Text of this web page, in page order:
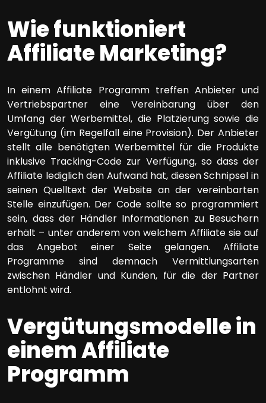
Wie funktioniert
Affiliate Marketing?
In einem Affiliate Programm treffen Anbieter und
Vertriebspartner eine Vereinbarung über den
Umfang der Werbemittel, die Platzierung sowie die
Vergütung (im Regelfall eine Provision). Der Anbieter
stellt alle benötigten Werbemittel für die Produkte
inklusive Tracking-Code zur Verfügung, so dass der
Affiliate lediglich den Aufwand hat, diesen Schnipsel in
seinen Quelltext der Website an der vereinbarten
Stelle einzufügen. Der Code sollte so programmiert
sein, dass der Händler Informationen zu Besuchern
erhält – unter anderem von welchem Affiliate sie auf
das Angebot einer Seite gelangen. Affiliate
Programme sind demnach Vermittlungsarten
zwischen Händler und Kunden, für die der Partner
entlohnt wird.
Vergütungsmodelle in
einem Affiliate
Programm